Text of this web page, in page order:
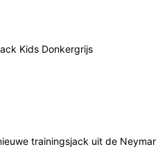
Kids Donkergrijs
trainingsjack uit de